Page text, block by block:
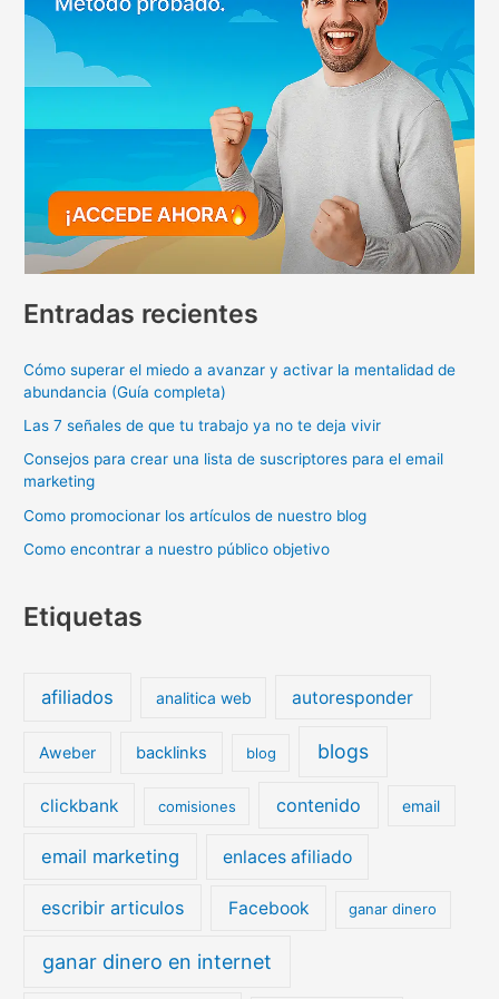
Entradas recientes
Cómo superar el miedo a avanzar y activar la mentalidad de
abundancia (Guía completa)
Las 7 señales de que tu trabajo ya no te deja vivir
Consejos para crear una lista de suscriptores para el email
marketing
Como promocionar los artículos de nuestro blog
Como encontrar a nuestro público objetivo
Etiquetas
afiliados analitica web autoresponder
Aweber backlinks blog blogs
clickbank comisiones contenido email
email marketing enlaces afiliado
escribir articulos Facebook ganar dinero
ganar dinero en internet